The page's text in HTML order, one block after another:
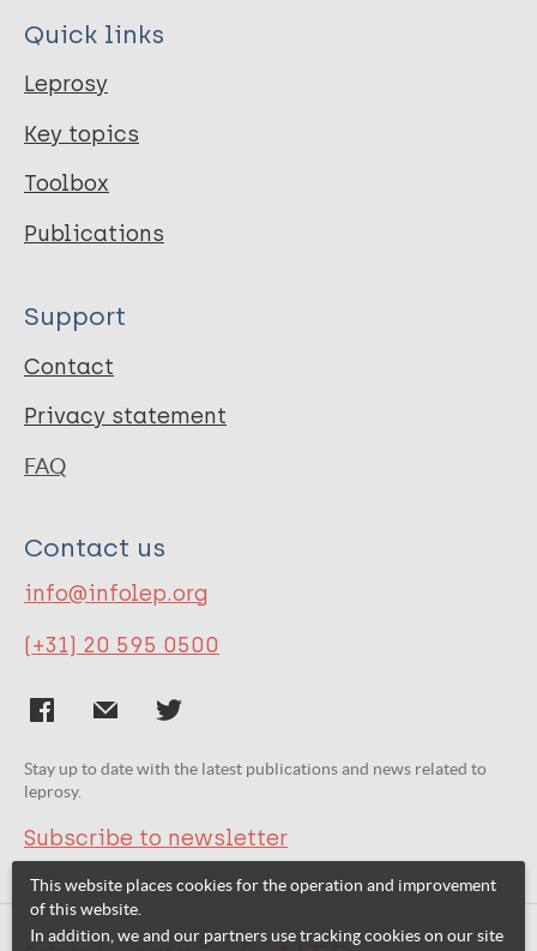
Quick links
Leprosy
Key topics
Toolbox
Publications
Support
Contact
Privacy statement
FAQ
Contact us
info@infolep.org
(+31) 20 595 0500
Stay up to date with the latest publications and news related to
leprosy.
Subscribe to newsletter
This website places cookies for the operation and improvement
of this website.
In addition, we and our partners use tracking cookies on our site